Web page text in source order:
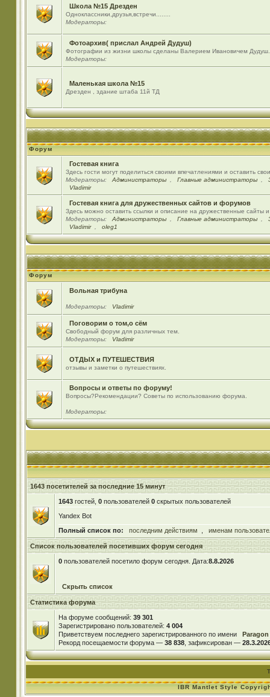
Школа №15 Дрезден
Одноклассники,друзья,встречи........
Модераторы:
Фотоархив( прислал Андрей Дудуш)
Фотографии из жизни школы сделаны Валерием Ивановичем Дудуш.
Модераторы:
Маленькая школа №15
Дрезден , здание штаба 11й ТД
Форум
Гостевая книга
Здесь гости могут поделиться своими впечатлениями и оставить
Модераторы:
Администраторы Главные администраторы
Vladimir
Гостевая книга для дружественных сайтов и форумов
Здесь можно оставить ссылки и описание на дружественные сайты
Модераторы:
Администраторы Главные администраторы
Vladimir
oleg1
Форум
Вольная трибуна
Модераторы: Vladimir
Поговорим о том,о сём
Свободный форум для различных тем.
Модераторы:
Vladimir
ОТДЫХ и ПУТЕШЕСТВИЯ
отзывы и заметки о путешествиях.
Вопросы и ответы по форуму!
Вопросы?Рекомендации? Советы по использованию форума.
Модераторы:
1643 посетителей за последние 15 минут
1643гостей, 0пользователей 0скрытых пользователей
Yandex Bot
Полный список по:
последним действиям именам
Список пользователей посетивших форум сегодня
0пользователей посетило форум сегодня. Дата:8.8.2026
Скрыть список
Статистика форума
На форуме сообщений: 39 301
Зарегистрировано пользователей: 4 004
Приветствуем последнего зарегистрированного по имени
Paragon
Рекорд посещаемости форума — 38 838, зафиксирован —
IBR Mantlet Style